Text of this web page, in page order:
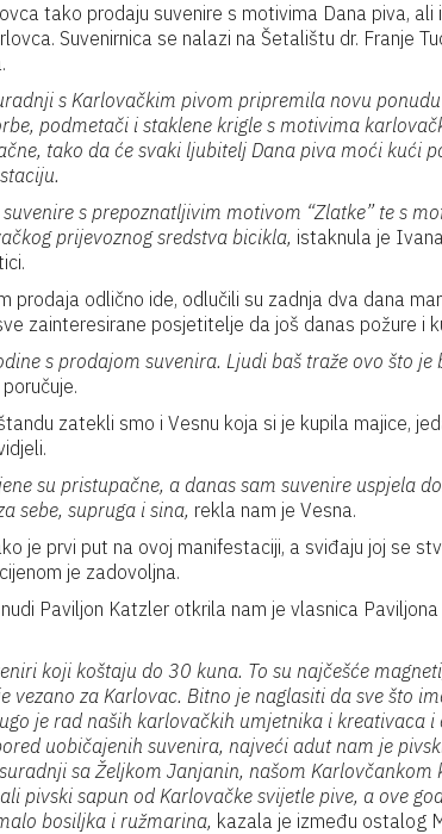
tako prodaju suvenire s motivima Dana piva, ali
Suvenirnica se nalazi na Šetalištu dr. Franje
s Karlovačkim pivom pripremila novu
podmetači i staklene krigle s motivima
tako da će svaki ljubitelj Dana piva moći kući
s prepoznatljivim motivom “Zlatke” te s
prijevoznog sredstva bicikla, istaknula je
prodaja odlično ide, odlučili su zadnja dva dana
zainteresirane posjetitelje da još danas požure i
s prodajom suvenira. Ljudi baš traže ovo što
poručuje.
zatekli smo i Vesnu koja si je kupila majice,
su pristupačne, a danas sam suvenire uspjela
sebe, supruga i sina, rekla nam je Vesna.
je prvi put na ovoj manifestaciji, a sviđaju joj se
je zadovoljna.
Paviljon Katzler otkrila nam je vlasnica
koji koštaju do 30 kuna. To su najčešće
vezano za Karlovac. Bitno je naglasiti da sve što
je rad naših karlovačkih umjetnika i kreativaca
uobičajenih suvenira, najveći adut nam je
sa Željkom Janjanin, našom
pivski sapun od Karlovačke svijetle pive, a ove
bosiljka i ružmarina, kazala je između ostalog